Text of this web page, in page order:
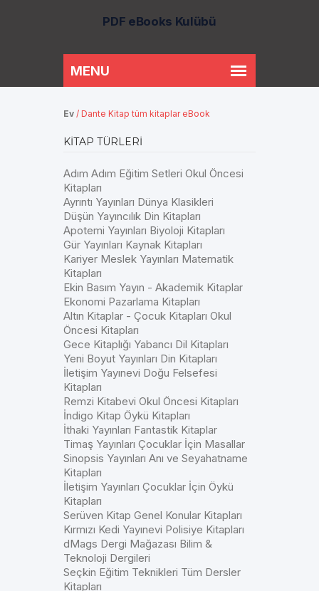
PDF eBooks Kulübü
Ev / Dante Kitap tüm kitaplar eBook
KITAP TÜRLERI
Adım Adım Eğitim Setleri Okul Öncesi
Kitapları
Ayrıntı Yayınları Dünya Klasikleri
Düşün Yayıncılık Din Kitapları
Apotemi Yayınları Biyoloji Kitapları
Gür Yayınları Kaynak Kitapları
Kariyer Meslek Yayınları Matematik
Kitapları
Ekin Basım Yayın - Akademik Kitaplar
Ekonomi Pazarlama Kitapları
Altın Kitaplar - Çocuk Kitapları Okul
Öncesi Kitapları
Gece Kitaplığı Yabancı Dil Kitapları
Yeni Boyut Yayınları Din Kitapları
İletişim Yayınevi Doğu Felsefesi
Kitapları
Remzi Kitabevi Okul Öncesi Kitapları
İndigo Kitap Öykü Kitapları
İthaki Yayınları Fantastik Kitaplar
Timaş Yayınları Çocuklar İçin Masallar
Sinopsis Yayınları Anı ve Seyahatname
Kitapları
İletişim Yayınları Çocuklar İçin Öykü
Kitapları
Serüven Kitap Genel Konular Kitapları
Kırmızı Kedi Yayınevi Polisiye Kitapları
dMags Dergi Mağazası Bilim &
Teknoloji Dergileri
Seçkin Eğitim Teknikleri Tüm Dersler
Kitapları